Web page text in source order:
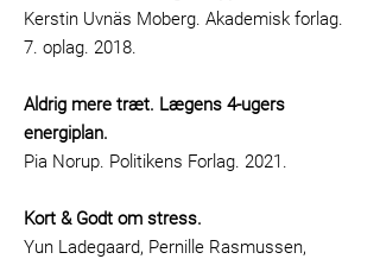
Kerstin Uvnäs Moberg. Akademisk forlag.
7. oplag. 2018.
Aldrig mere træt. Lægens 4-ugers
energiplan.
Pia Norup. Politikens Forlag. 2021.
Kort & Godt om stress.
Yun Ladegaard, Pernille Rasmussen,